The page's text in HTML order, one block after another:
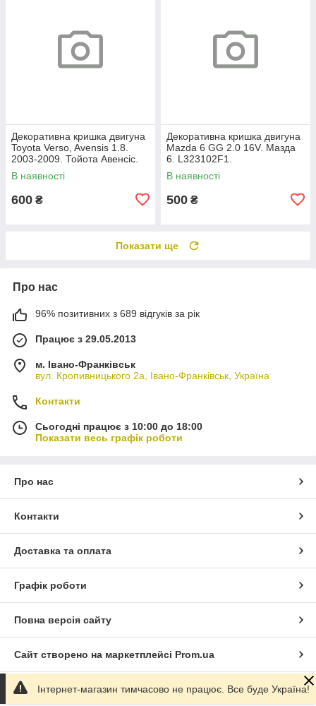
Декоративна кришка двигуна
Toyota Verso, Avensis 1.8.
2003-2009. Тойота Авенсіс.
112120D080.
В наявності
600 ₴
Декоративна кришка двигуна
Mazda 6 GG 2.0 16V. Мазда
6. L323102F1.
В наявності
500 ₴
Показати ще
Про нас
96% позитивних з 689 відгуків за рік
Працює з 29.05.2013
м. Івано-Франківськ
вул. Кропивницького 2а, Івано-Франківськ, Україна
Контакти
Сьогодні працює з 10:00 до 18:00
Показати весь графік роботи
Про нас
Контакти
Доставка та оплата
Графік роботи
Повна версія сайту
Сайт створено на маркетплейсі Prom.ua
Політика конфіденційності
Інтернет-магазин тимчасово не працює. Все буде Україна!